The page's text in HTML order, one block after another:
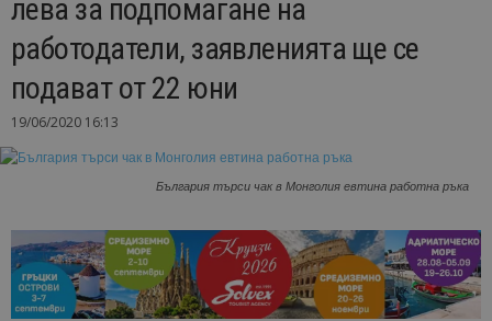
лева за подпомагане на
работодатели, заявленията ще се
подават от 22 юни
19/06/2020 16:13
България търси чак в Монголия евтина работна ръка